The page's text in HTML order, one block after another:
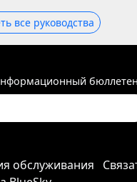
все руководства
обслуживания